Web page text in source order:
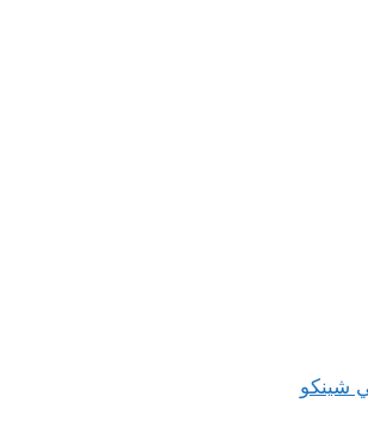
شينكو